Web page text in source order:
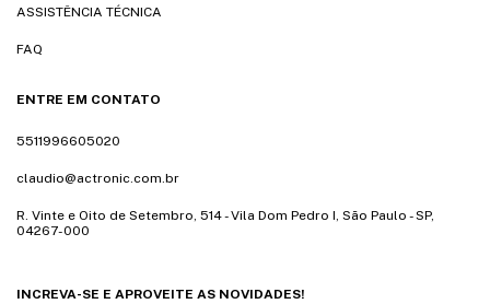
ASSISTÊNCIA TÉCNICA
FAQ
ENTRE EM CONTATO
5511996605020
claudio@actronic.com.br
R. Vinte e Oito de Setembro, 514 - Vila Dom Pedro I, São Paulo - SP,
04267-000
INCREVA-SE E APROVEITE AS NOVIDADES!